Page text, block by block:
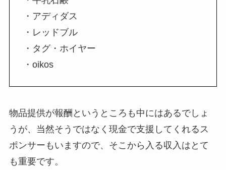
・アディダス
・レッドブル
・タグ・ホイヤー
・oikos
物品提供が報酬というところも中にはあるでしょ
うが、当然そうではなく現金で支援してくれるス
ポンサーもいますので、そこから入る収入はとて
も重要です。